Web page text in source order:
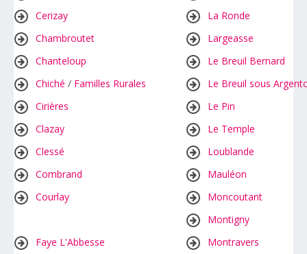
Cerizay
La Ronde
Chambroutet
Largeasse
Chanteloup
Le Breuil Bernard
Chiché / Familles Rurales
Le Breuil sous
Cirières
Le Pin
Clazay
Le Temple
Clessé
Loublande
Combrand
Mauléon
Courlay
Moncoutant
Montigny
Faye L'Abbesse
Montravers